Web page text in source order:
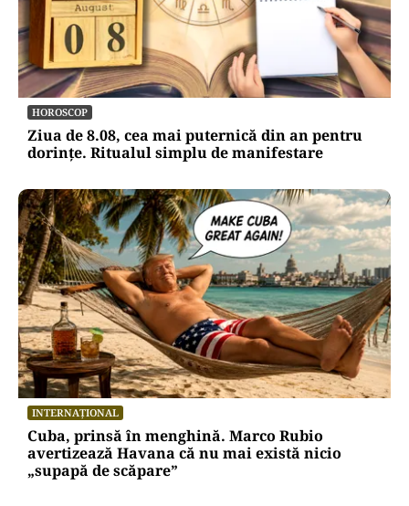
HOROSCOP
Ziua de 8.08, cea mai puternică din an pentru
dorințe. Ritualul simplu de manifestare
INTERNAȚIONAL
Cuba, prinsă în menghină. Marco Rubio
avertizează Havana că nu mai există nicio
„supapă de scăpare”